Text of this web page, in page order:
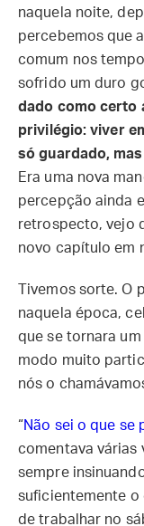
naquela noite,
percebemos que
comum nos
sofrido um duro
dado como certo
privilégio: viver
só guardado,
Era uma nova
percepção ainda
retrospecto, vejo
novo capítulo em
Tivemos sorte. O
naquela época,
que se tornara
modo muito
nós o
“Não sei o que se
comentava várias
sempre
suficientemente o
de trabalhar no